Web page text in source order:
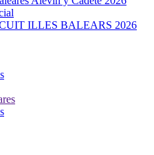
ILLES BALEARS 2026